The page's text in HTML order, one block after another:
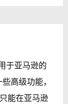
于亚马逊的
高级功能，
能在亚马逊